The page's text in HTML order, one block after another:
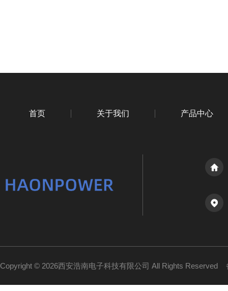
首页 关于我们 产品中心
Copyright © 2026西安浩南电子科技有限公司 All Rights Reserved